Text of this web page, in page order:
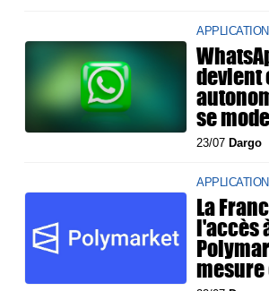
devient
se
23/07 Dargo
La
l'accès